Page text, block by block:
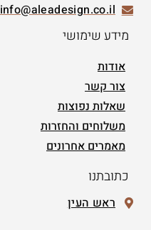
info@aleadesign.co.il
מידע שימושי
אודות
צור קשר
שאלות נפוצות
משלוחים והחזרות
מאמרים אחרונים
כתובתנו
ראש העין